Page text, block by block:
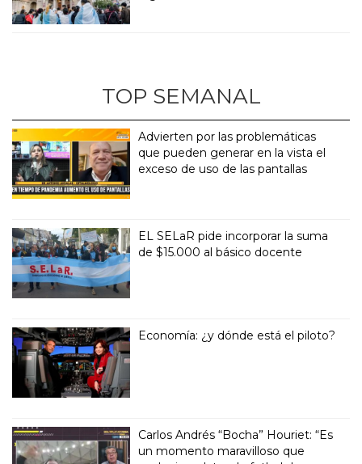
TOP SEMANAL
Advierten por las problemáticas
que pueden generar en la vista el
exceso de uso de las pantallas
EL SELaR pide incorporar la suma
de $15.000 al básico docente
Economía: ¿y dónde está el piloto?
Carlos Andrés “Bocha” Houriet: “Es
un momento maravilloso que